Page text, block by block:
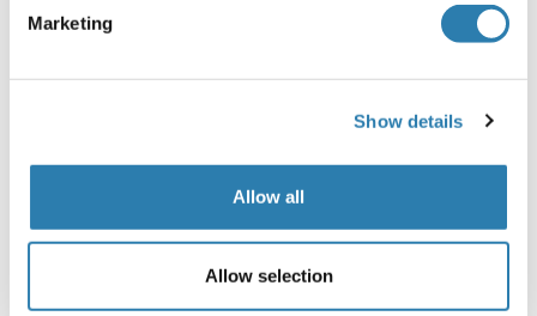
Marketing
Show details
Allow all
Allow selection
LIPC Protéines
Lipoprotein Lipase Kits ELISA
Lipoprotein Lipase Protéines
CEL - Cholesterol Esterase: